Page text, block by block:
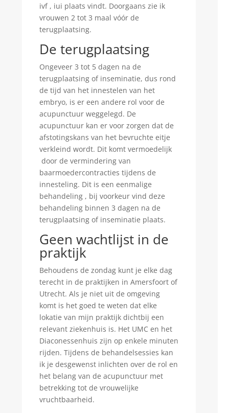
ivf , iui plaats vindt. Doorgaans zie ik
vrouwen 2 tot 3 maal vóór de
terugplaatsing.
De terugplaatsing
Ongeveer 3 tot 5 dagen na de
terugplaatsing of inseminatie, dus rond
de tijd van het innestelen van het
embryo, is er een andere rol voor de
acupunctuur weggelegd. De
acupunctuur kan er voor zorgen dat de
afstotingskans van het bevruchte eitje
verkleind wordt. Dit komt vermoedelijk
door de vermindering van
baarmoedercontracties tijdens de
innesteling. Dit is een eenmalige
behandeling , bij voorkeur vind deze
behandeling binnen 3 dagen na de
terugplaatsing of inseminatie plaats.
Geen wachtlijst in de
praktijk
Behoudens de zondag kunt je elke dag
terecht in de praktijken in Amersfoort of
Utrecht. Als je niet uit de omgeving
komt is het goed te weten dat elke
lokatie van mijn praktijk dichtbij een
relevant ziekenhuis is. Het UMC en het
Diaconessenhuis zijn op enkele minuten
rijden. Tijdens de behandelsessies kan
ik je desgewenst inlichten over de rol en
het belang van de acupunctuur met
betrekking tot de vrouwelijke
vruchtbaarheid.